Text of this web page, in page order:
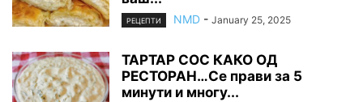
РЕЦЕПТИ NMD - January 25, 2025
ТАРТАР СОС КАКО ОД
РЕСТОРАН…Се прави за 5
минути и многу...